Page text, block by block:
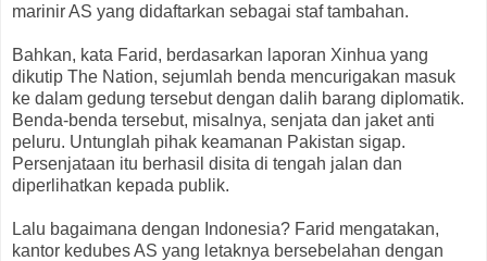
marinir AS yang didaftarkan sebagai staf tambahan.
Bahkan, kata Farid, berdasarkan laporan Xinhua yang
dikutip The Nation, sejumlah benda mencurigakan masuk
ke dalam gedung tersebut dengan dalih barang diplomatik.
Benda-benda tersebut, misalnya, senjata dan jaket anti
peluru. Untunglah pihak keamanan Pakistan sigap.
Persenjataan itu berhasil disita di tengah jalan dan
diperlihatkan kepada publik.
Lalu bagaimana dengan Indonesia? Farid mengatakan,
kantor kedubes AS yang letaknya bersebelahan dengan